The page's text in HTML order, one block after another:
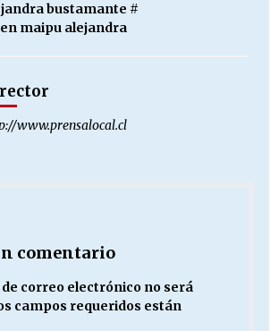
bustamante #
maipu alejandra
www.prensalocal.cl
comentario
correo electrónico no será
campos requeridos están